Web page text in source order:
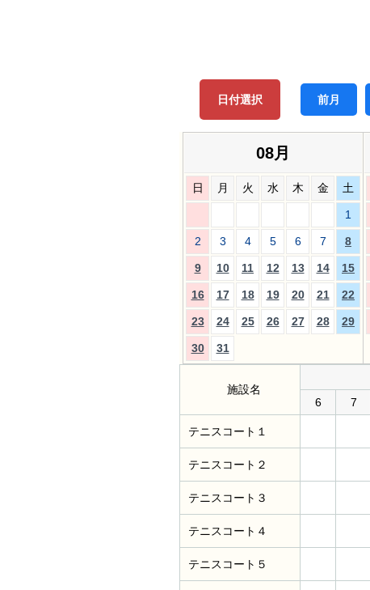
日付選択 前月
08月
日 月 火 水 木 金 土
1
2 3 4 5 6 7 8
9 10 11 12 13 14 15
16 17 18 19 20 21 22
23 24 25 26 27 28 29
30 31
施設名
6
7
テニスコート１
テニスコート２
テニスコート３
テニスコート４
テニスコート５